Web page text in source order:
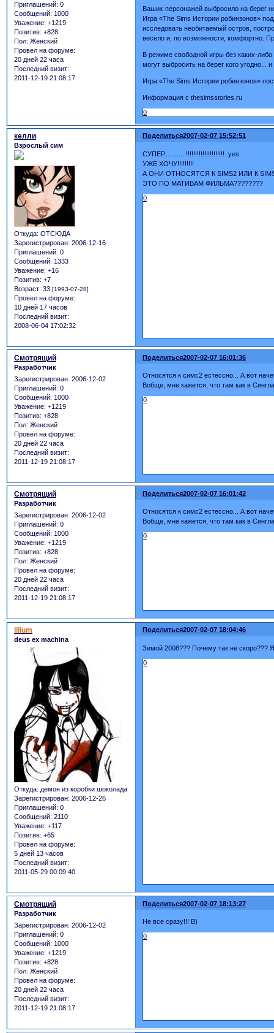
Приглашений: 0
Сообщений: 1000
Уважение: +1219
Позитив: +828
Пол: Женский
Провел на форуме:
20 дней 22 часа
Последний визит:
2011-12-19 21:08:17
Ваших персонажей выбросило на берег
Игра «The Sims Истории робинзонов»
исследовать необитаемый остров,
весело и, по возможности, комфортно.
В режиме свободной игры без каких-
могут выбросить на берег кого угодно... и
Игра «The Sims Истории робинзонов»
Информация с thesimsstories.ru
0
Поделиться2007-02-07 15:52:51
келли
Взрослый сим
Откуда: ОТСЮДА
Зарегистрирован: 2006-12-16
Приглашений: 0
Сообщений: 1333
Уважение: +16
Позитив: +7
Возраст: 33 [1993-07-28]
Провел на форуме:
10 дней 17 часов
Последний визит:
2008-06-04 17:02:32
СУПЕР............!!!!!!!!!!!!!!!!!!!!! :yes:
УЖЕ ХОЧУ!!!!!!!!!
А ОНИ ОТНОСЯТСЯ К SIMS2 ИЛИ К
ЭТО ПО МАТИВАМ ФИЛЬМА????????
0
Поделиться2007-02-07 16:01:36
Смотрящий
Разработчик
Зарегистрирован: 2006-12-02
Приглашений: 0
Сообщений: 1000
Уважение: +1219
Позитив: +828
Пол: Женский
Провел на форуме:
20 дней 22 часа
Последний визит:
2011-12-19 21:08:17
Относятся к симс2 естессно... А вот
Вобще, мне кажется, что там как в
0
Поделиться2007-02-07 16:01:42
Смотрящий
Разработчик
Зарегистрирован: 2006-12-02
Приглашений: 0
Сообщений: 1000
Уважение: +1219
Позитив: +828
Пол: Женский
Провел на форуме:
20 дней 22 часа
Последний визит:
2011-12-19 21:08:17
Относятся к симс2 естессно... А вот
Вобще, мне кажется, что там как в
0
Поделиться2007-02-07 18:04:46
lilium
deus ex machina
Откуда: демон из коробки шоколада
Зарегистрирован: 2006-12-26
Приглашений: 0
Сообщений: 2110
Уважение: +117
Позитив: +65
Провел на форуме:
5 дней 13 часов
Последний визит:
2011-05-29 00:09:40
Зимой 2008??? Почему так не скоро???
0
Поделиться2007-02-07 18:13:27
Смотрящий
Разработчик
Зарегистрирован: 2006-12-02
Приглашений: 0
Сообщений: 1000
Уважение: +1219
Позитив: +828
Пол: Женский
Провел на форуме:
20 дней 22 часа
Последний визит:
2011-12-19 21:08:17
Не все сразу!!! B)
0